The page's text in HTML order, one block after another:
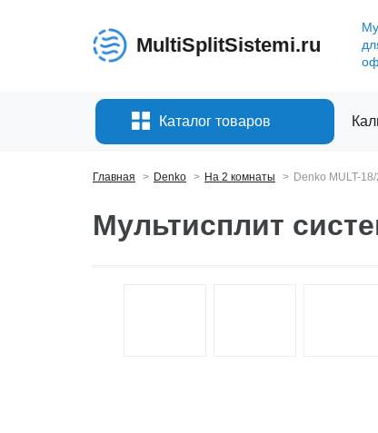
MultiSplitSistemi.ru
Каталог товаров
Главная Denko На 2 комнаты Denko MULT-
Мультисплит